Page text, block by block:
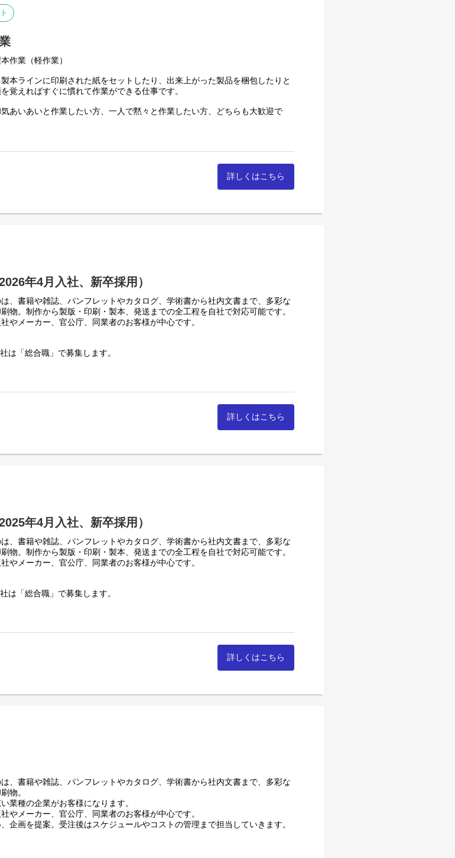
スタッフを目指していただきます。
」「製造職」「事務職」のいずれかになります。
ブローテーション制度を用いた異動をおこない、さまざまな現場で経験を積
す。
刷だけでなく幅広いモノづくりの視点を持った人材として、各部署を超えて
に成長していただくことを期待しています。
作業（軽作業）
本ラインに印刷された紙をセットしたり、出来上がった製品を梱包したりと
覚えればすぐに慣れて作業ができる仕事です。
あいあいと作業したい方、一人で黙々と作業したい方、どちらも大歓迎で
詳しくはこちら
年4月入社、新卒採用）
、書籍や雑誌、パンフレットやカタログ、学術書から社内文書まで、多彩な
物。制作から製版・印刷・製本、発送までの全工程を自社で対応可能です。
やメーカー、官公庁、同業者のお客様が中心です。
は「総合職」で募集します。
って印刷物を提案する「営業職」
い、アイディアを形に変えていく「製造職」
場を、裏側からサポートする「事務職」
スタッフを目指していただきます。
」「製造職」「事務職」のいずれかになります。
ブローテーション制度を用いた異動をおこない、さまざまな現場で経験を積
す。
刷だけでなく幅広いモノづくりの視点を持った人材として、各部署を超えて
成長していただくことを期待しています。
詳しくはこちら
年4月入社、新卒採用）
、書籍や雑誌、パンフレットやカタログ、学術書から社内文書まで、多彩な
物。制作から製版・印刷・製本、発送までの全工程を自社で対応可能です。
やメーカー、官公庁、同業者のお客様が中心です。
は「総合職」で募集します。
って印刷物を提案する「営業職」
い、アイディアを形に変えていく「製造職」
場を、裏側からサポートする「事務職」
スタッフを目指していただきます。
」「製造職」「事務職」のいずれかになります。
ブローテーション制度を用いた異動をおこない、さまざまな現場で経験を積
す。
印刷だけでなく幅広いモノづくりの視点を持った人材として、各部署を超えて
成長していただくことを期待しています。
詳しくはこちら
、書籍や雑誌、パンフレットやカタログ、学術書から社内文書まで、多彩な
物。
業種の企業がお客様になります。
やメーカー、官公庁、同業者のお客様が中心です。
企画を提案。受注後はスケジュールやコストの管理まで担当していきます。